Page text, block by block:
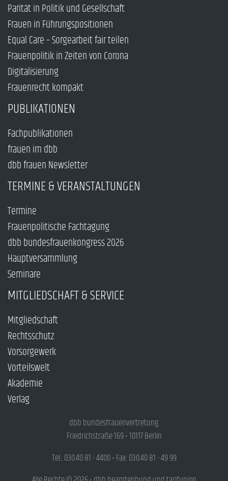
Parität in Politik und Gesellschaft
Frauen in Führungspositionen
Equal Care – Sorgearbeit fair teilen
Frauenpolitik in Zeiten von Corona
Digitalisierung
Frauenrecht kompakt
PUBLIKATIONEN
Fachpublikationen
frauen im dbb
dbb frauen Newsletter
TERMINE & VERANSTALTUNGEN
Termine
Frauenpolitische Fachtagung
dbb bundesfrauenkongress 2026
Hauptversammlung
Seminare
MITGLIEDSCHAFT & SERVICE
Mitgliedschaft
Rechtsschutz
Vorsorgewerk
Vorteilswelt
Akademie
Verlag
dbb bundesfrauenvertretung
Friedrichstraße 169 • 10117 Berlin
Tel.: 030.40 81 - 4400 • Fax: 030.40 81 - 49 99